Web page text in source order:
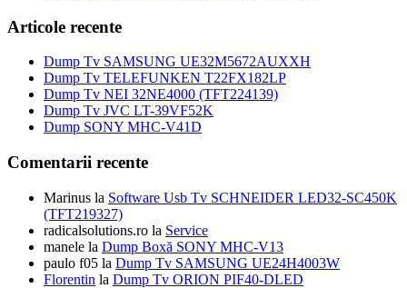
15,00 lei.
35,00 lei.
Articole recente
Dump Tv SAMSUNG UE32M5672AUXXH
Dump Tv TELEFUNKEN T22FX182LP
Dump Tv NEI 32NE4000 (TFT224139)
Dump Tv JVC LT-39VF52K
Dump SONY MHC-V41D
Comentarii recente
Marinus la Software Usb Tv SCHNEIDER LED32-SC450K
(TFT219327)
radicalsolutions.ro la Service
manele la Dump Boxă SONY MHC-V13
paulo f05 la Dump Tv SAMSUNG UE24H4003W
Florentin la Dump Tv ORION PIF40-DLED